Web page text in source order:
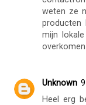
weten ze
producten
mijn
Unknown
Heel erg